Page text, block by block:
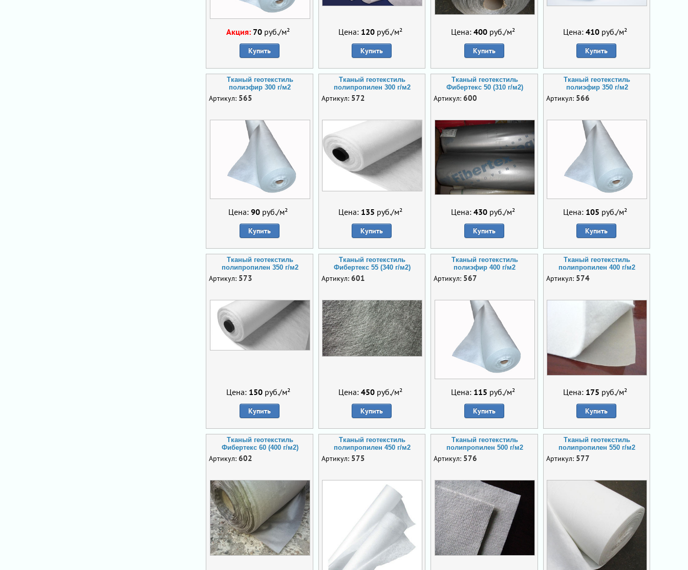
Акция: 70 руб./м²
Купить
Цена: 120 руб./м²
Купить
Цена: 400руб./м²
Купить
Цена:410 руб./м²
Купить
Тканый геотекстиль
полиэфир 300 г/м2
Артикул: 565
Цена:90 руб./м²
Купить
Тканый геотекстиль
полипропилен 300 г/м2
Артикул: 572
Цена: 135 руб./м²
Купить
Тканый геотекстиль
Фибертекс 50 (310 г/м2)
Артикул: 600
Цена: 430руб./м²
Купить
Тканый геотекстиль
полиэфир 350 г/м2
Артикул: 566
Цена: 105 руб./м²
Купить
Тканый геотекстиль
полипропилен 350 г/м2
Артикул: 573
Цена: 150руб./м²
Купить
Тканый геотекстиль
Фибертекс 55 (340 г/м2)
Артикул: 601
Цена:450 руб./м²
Купить
Тканый геотекстиль
полиэфир 400 г/м2
Артикул: 567
Цена: 115 руб./м²
Купить
Тканый геотекстиль
полипропилен 400 г/м2
Артикул: 574
Цена: 175 руб./м²
Купить
Тканый геотекстиль
Фибертекс 60 (400 г/м2)
Артикул: 602
Тканый геотекстиль
полипропилен 450 г/м2
Артикул: 575
Тканый геотекстиль
полипропилен 500 г/м2
Артикул: 576
Тканый геотекстиль
полипропилен 550 г/м2
Артикул: 577